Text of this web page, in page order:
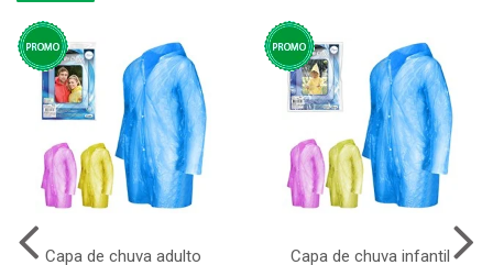
Capa de chuva adulto Capa de chuva infantil